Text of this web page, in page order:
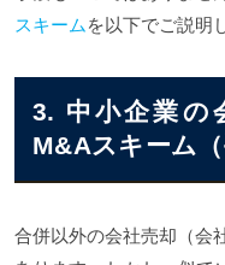
スキーム を以下でご説明
3. 中小企業の
M&Aスキーム（
合併以外の会社売却（会